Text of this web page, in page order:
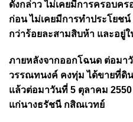
ดังกล่าว ไม่เคยมีการครอบค
ก่อน ไม่เคยมีการทําประโยช
กว่าร้อยละสามสิบห้า และอยู่ใ
ภายหลังจากออกโฉนด ต่อมา
วรรณทนงค์ คงทุ่ม ได้ขายที่ดิ
แล้วต่อมาวันที่ 5 ตุลาคม
แก่นางธรัชนี กสิณเวทย์